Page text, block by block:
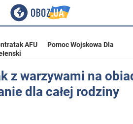
AFU
Pomoc Wojskowa Dla
z warzywami na
dla całej rodziny